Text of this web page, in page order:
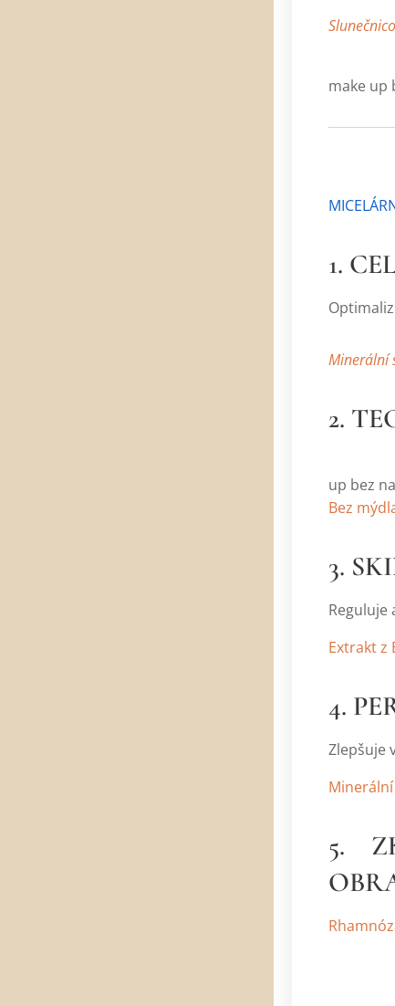
make up
1.
Minerální
2.
up bez
Bez
3.
Extrakt z
4.
Zlepšuje
5.